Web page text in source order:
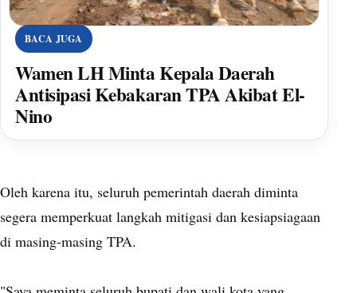
BACA JUGA
Wamen LH Minta Kepala Daerah
Antisipasi Kebakaran TPA Akibat El-
Nino
Oleh karena itu, seluruh pemerintah daerah diminta
segera memperkuat langkah mitigasi dan kesiapsiagaan
di masing-masing TPA.